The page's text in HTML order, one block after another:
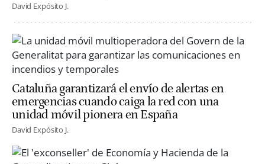
David Expósito J.
Cataluña garantizará el envío de alertas en
emergencias cuando caiga la red con una
unidad móvil pionera en España
David Expósito J.